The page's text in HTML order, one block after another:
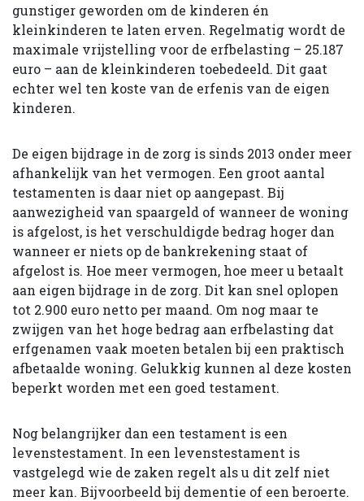
gunstiger geworden om de kinde­ren én
kleinkinderen te laten erven. Re­gelmatig wordt de
maximale vrijstelling voor de erfbelasting – 25.187
euro – aan de kleinkinderen toebedeeld. Dit gaat
echter wel ten koste van de erfenis van de eigen
kinderen.
De eigen bijdrage in de zorg is sinds 2013 onder meer
afhankelijk van het vermo­gen. Een groot aantal
testamenten is daar niet op aangepast. Bij
aanwezigheid van spaargeld of wanneer de woning
is afge­lost, is het verschuldigde bedrag hoger dan
wanneer er niets op de bankrekening staat of
afgelost is. Hoe meer vermogen, hoe meer u betaalt
aan eigen bijdrage in de zorg. Dit kan snel oplopen
tot 2.900 euro netto per maand. Om nog maar te
zwijgen van het hoge bedrag aan erfbe­lasting dat
erfgenamen vaak moeten be­talen bij een praktisch
afbetaalde woning. Gelukkig kunnen al deze kosten
beperkt worden met een goed testament.
Nog belangrijker dan een testament is een
levenstestament. In een levenstesta­ment is
vastgelegd wie de zaken regelt als u dit zelf niet
meer kan. Bijvoorbeeld bij dementie of een beroerte.